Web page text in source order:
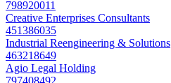
798920011
Creative Enterprises Consultants
451386035
Industrial Reengineering & Solutions
463218649
Agio Legal Holding
797408492